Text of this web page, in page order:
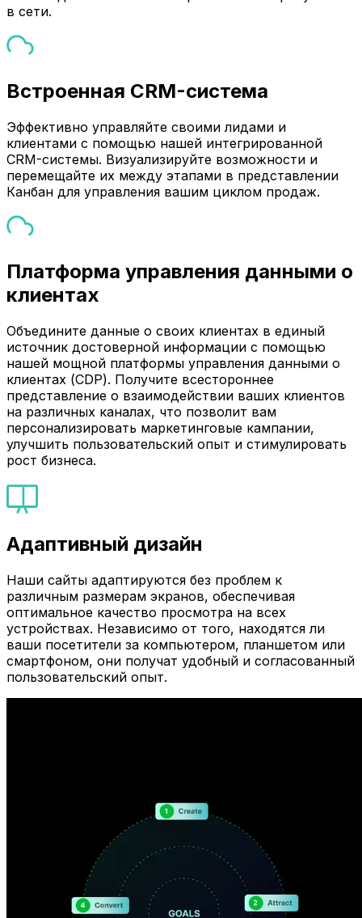
в сети.
Встроенная CRM-система
Эффективно управляйте своими лидами и
клиентами с помощью нашей интегрированной
CRM-системы. Визуализируйте возможности и
перемещайте их между этапами в представлении
Канбан для управления вашим циклом продаж.
Платформа управления данными о
клиентах
Объедините данные о своих клиентах в единый
источник достоверной информации с помощью
нашей мощной платформы управления данными о
клиентах (CDP). Получите всестороннее
представление о взаимодействии ваших клиентов
на различных каналах, что позволит вам
персонализировать маркетинговые кампании,
улучшить пользовательский опыт и стимулировать
рост бизнеса.
Адаптивный дизайн
Наши сайты адаптируются без проблем к
различным размерам экранов, обеспечивая
оптимальное качество просмотра на всех
устройствах. Независимо от того, находятся ли
ваши посетители за компьютером, планшетом или
смартфоном, они получат удобный и согласованный
пользовательский опыт.